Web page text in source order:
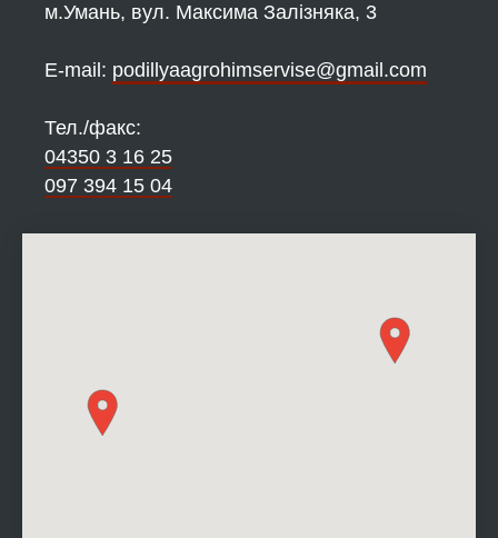
м.Умань, вул. Максима Залізняка, 3
Е-mail: podillyaagrohimservise@gmail.com
Тел./факс:
04350 3 16 25
097 394 15 04